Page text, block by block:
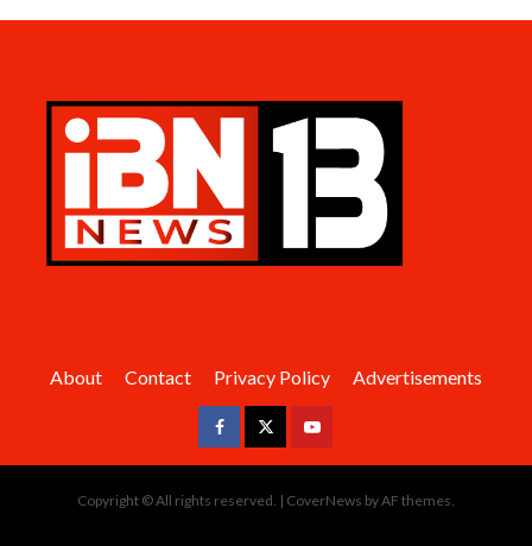
About Contact Privacy Policy Advertisements
FacebookTwitterYoutube
Copyright © All rights reserved. | CoverNews by AF themes.